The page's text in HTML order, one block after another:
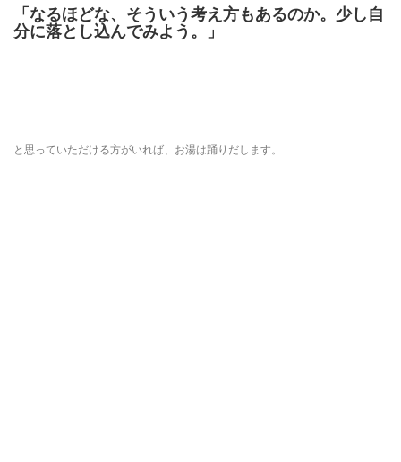
「なるほどな、そういう考え方もあるのか。少し自
分に落とし込んでみよう。」
と思っていただける方がいれば、お湯は踊りだします。